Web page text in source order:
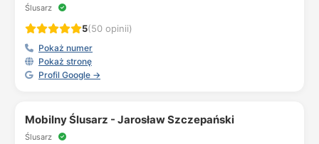
Ślusarz
5(50 opinii)
Pokaż numer
Pokaż stronę
Profil Google →
Mobilny Ślusarz - Jarosław Szczepański
Ślusarz